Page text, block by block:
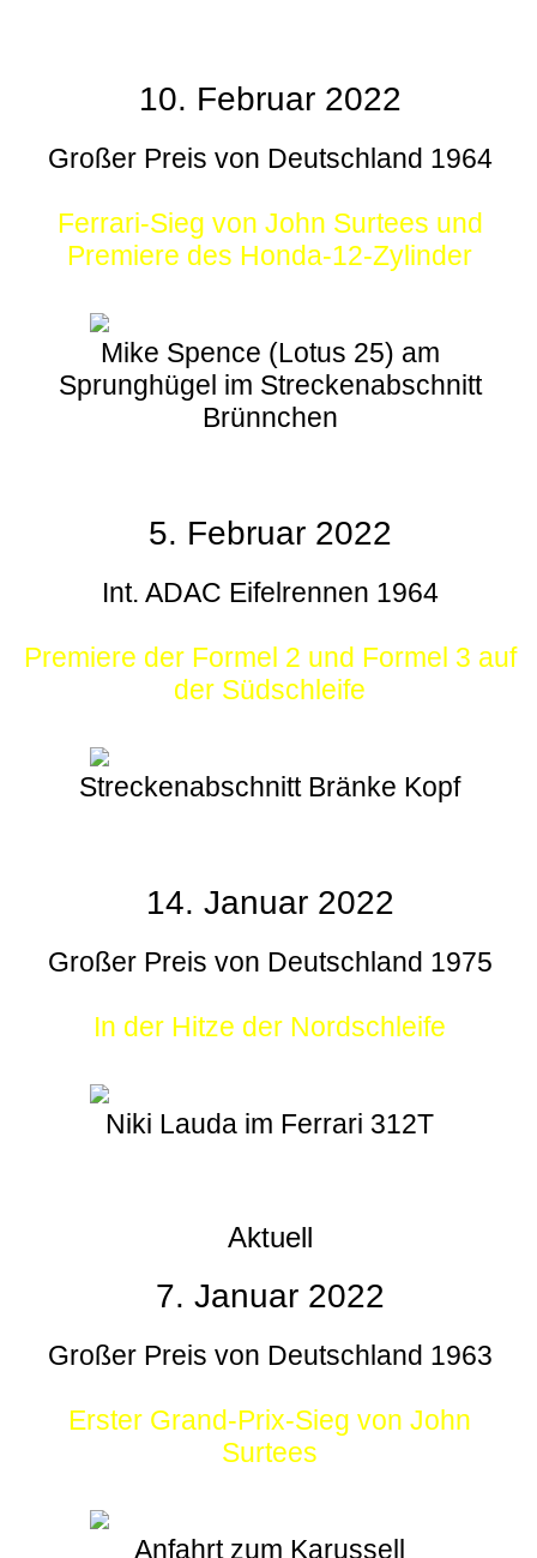
10. Februar 2022
Großer Preis von Deutschland 1964
Ferrari-Sieg von John Surtees und
Premiere des Honda-12-Zylinder
Mike Spence (Lotus 25) am
Sprunghügel im Streckenabschnitt
Brünnchen
5. Februar 2022
Int. ADAC Eifelrennen 1964
Premiere der Formel 2 und Formel 3 auf
der Südschleife
Streckenabschnitt Bränke Kopf
14. Januar 2022
Großer Preis von Deutschland 1975
In der Hitze der Nordschleife
Niki Lauda im Ferrari 312T
Aktuell
7. Januar 2022
Großer Preis von Deutschland 1963
Erster Grand-Prix-Sieg von John
Surtees
Anfahrt zum Karussell